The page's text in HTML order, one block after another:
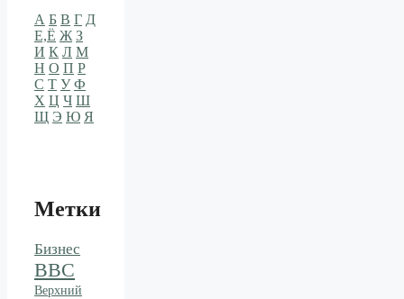
А Б В Г Д
Е,Ё Ж З
И К Л М
Н О П Р
С Т У Ф
Х Ц Ч Ш
Щ Э Ю Я
Метки
Бизнес
ВВС
Верхний